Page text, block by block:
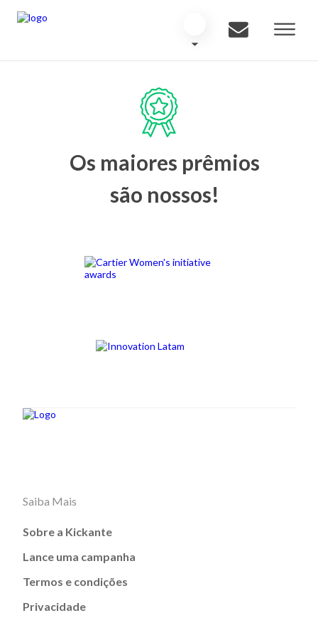
Os maiores prêmios
são nossos!
Saiba Mais
Sobre a Kickante
Lance uma campanha
Termos e condições
Privacidade